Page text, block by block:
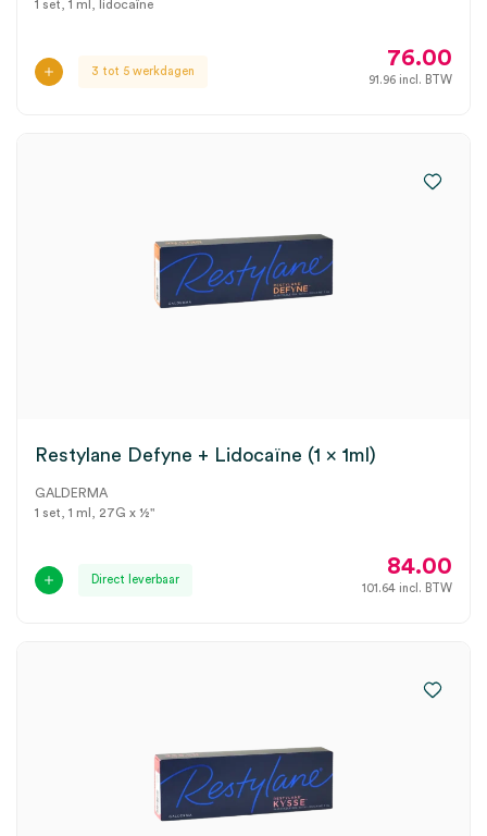
1 set, 1 ml, lidocaïne
3 tot 5 werkdagen
76.00
91.96 incl. BTW
Restylane Defyne + Lidocaïne (1 x 1ml)
GALDERMA
1 set, 1 ml, 27G x ½"
Direct leverbaar
84.00
101.64 incl. BTW